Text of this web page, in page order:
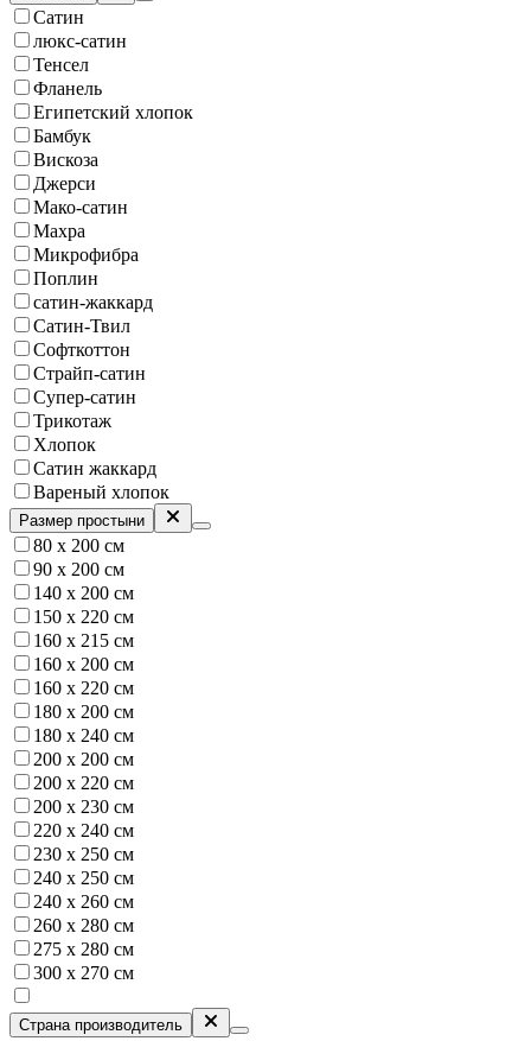
Сатин
люкс-сатин
Тенсел
Фланель
Египетский хлопок
Бамбук
Вискоза
Джерси
Мако-сатин
Махра
Микрофибра
Поплин
сатин-жаккард
Сатин-Твил
Софткоттон
Страйп-сатин
Супер-сатин
Трикотаж
Хлопок
Сатин жаккард
Вареный хлопок
Размер простыни
80 х 200 см
90 х 200 см
140 х 200 см
150 x 220 см
160 х 215 см
160 х 200 см
160 х 220 см
180 х 200 см
180 х 240 см
200 х 200 см
200 х 220 см
200 х 230 см
220 х 240 см
230 х 250 см
240 х 250 см
240 х 260 см
260 х 280 см
275 х 280 см
300 х 270 см
Страна производитель